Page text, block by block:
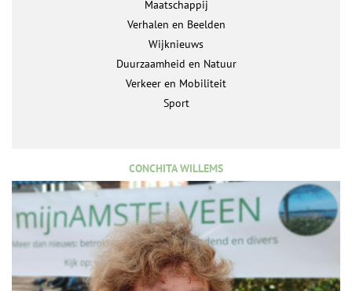
Maatschappij
Verhalen en Beelden
Wijknieuws
Duurzaamheid en Natuur
Verkeer en Mobiliteit
Sport
CONCHITA WILLEMS